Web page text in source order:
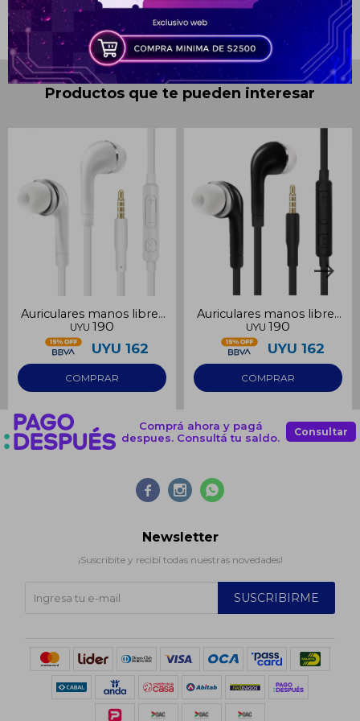
Productos que te pueden interesar
Auriculares manos libres
blancos 3.5mm
UYU 190
UYU 162
Auriculares manos libres
negros 3.5mm
UYU 190
UYU 162
Comprá ahora y pagá
despues. Consultá tu saldo.
Consultar
  
Newsletter
¡Suscribite y recibí todas nuestras novedades!
SUSCRIBIRME
Día Mes Año
Continuar
* sujeto a aprobación crediticia. El monto disponible
puede variar por comercio